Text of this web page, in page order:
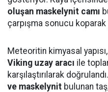
oluşan maskelynit camı
çarpışma sonucu
Meteoritin kimyasal
Viking uzay aracı ile
karşılaştırılarak
ve maskelynit bulunan